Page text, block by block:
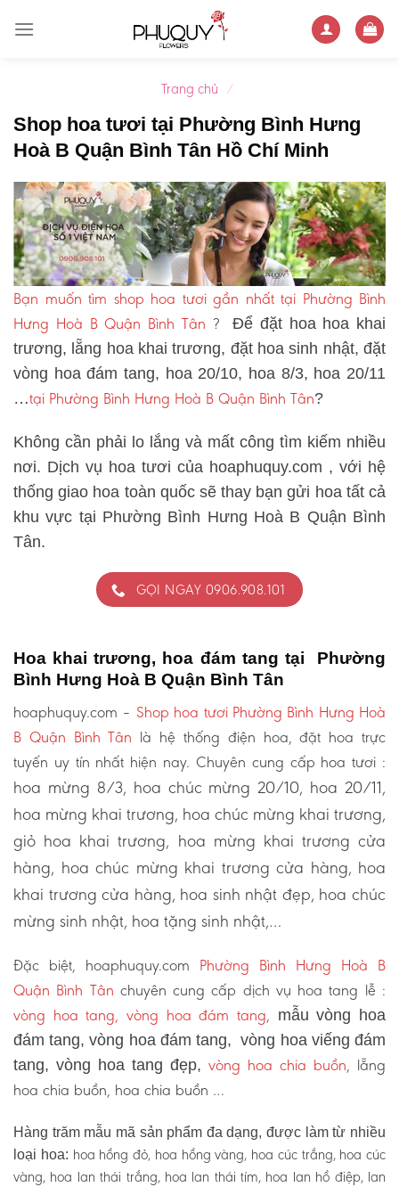
Trang chủ /
Shop hoa tươi tại Phường Bình Hưng
Hoà B Quận Bình Tân Hồ Chí Minh
Bạn muốn tìm shop hoa tươi gần nhất tại Phường Bình
Hưng Hoà B Quận Bình Tân ?Để đặt hoa hoa khai
trương, lẵng hoa khai trương, đặt hoa sinh nhật, đặt
vòng hoa đám tang, hoa 20/10, hoa 8/3, hoa 20/11
…tại Phường Bình Hưng Hoà B Quận Bình Tân?
Không cần phải lo lắng và mất công tìm kiếm nhiều
nơi. Dịch vụ hoa tươi của hoaphuquy.com , với hệ
thống giao hoa toàn quốc sẽ thay bạn gửi hoa tất cả
khu vực tại Phường Bình Hưng Hoà B Quận Bình
Tân.
GỌI NGAY 0906.908.101
Hoa khai trương, hoa đám tang tại Phường
Bình Hưng Hoà B Quận Bình Tân
hoaphuquy.com – Shop hoa tươi Phường Bình Hưng Hoà
B Quận Bình Tân là hệ thống điện hoa, đặt hoa trực
tuyến uy tín nhất hiện nay. Chuyên cung cấp hoa tươi :
hoa mừng 8/3, hoa chúc mừng 20/10, hoa 20/11,
hoa mừng khai trương, hoa chúc mừng khai trương,
giỏ hoa khai trương, hoa mừng khai trương cửa
hàng, hoa chúc mừng khai trương cửa hàng, hoa
khai trương cửa hàng, hoa sinh nhật đẹp, hoa chúc
mừng sinh nhật, hoa tặng sinh nhật,…
Đặc biệt, hoaphuquy.com Phường Bình Hưng Hoà B
Quận Bình Tân chuyên cung cấp dịch vụ hoa tang lễ :
vòng hoa tang, vòng hoa đám tang, mẫu vòng hoa
đám tang, vòng hoa đám tang, vòng hoa viếng đám
tang, vòng hoa tang đẹp, vòng hoa chia buồn, lẵng
hoa chia buồn, hoa chia buồn …
Hàng trăm mẫu mã sản phẩm đa dạng, được làm từ nhiều
loại hoa: hoa hồng đỏ, hoa hồng vàng, hoa cúc trắng, hoa cúc
vàng, hoa lan thái trắng, hoa lan thái tím, hoa lan hồ điệp, lan